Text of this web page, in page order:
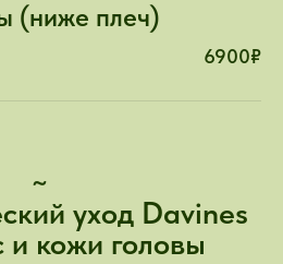
(ниже плеч)
6900₽
~
уход Davines
и кожи головы